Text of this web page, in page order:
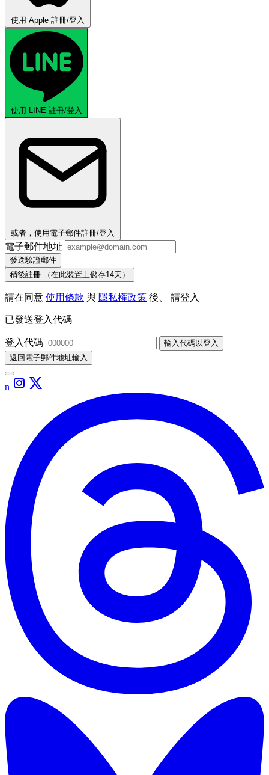
使用 Apple 註冊/登入
使用 LINE 註冊/登入
或者，使用電子郵件註冊/登入
電子郵件地址
發送驗證郵件
稍後註冊
（在此裝置上儲存14天）
請在同意 使用條款 與 隱私權政策 後、 請登入
已發送登入代碼
登入代碼
輸入代碼以登入
返回電子郵件地址輸入
n